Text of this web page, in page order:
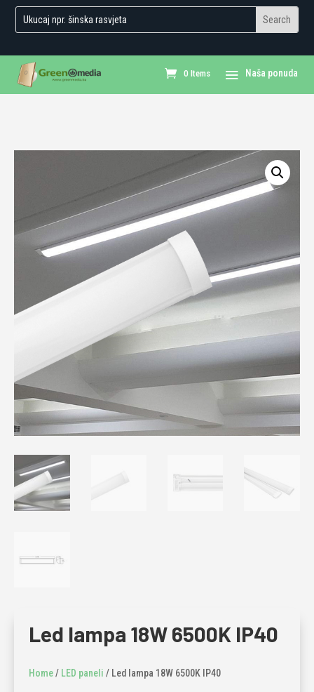
0 Items
Led lampa 18W 6500K IP40
Home/ LED paneli / Led lampa 18W 6500K IP40